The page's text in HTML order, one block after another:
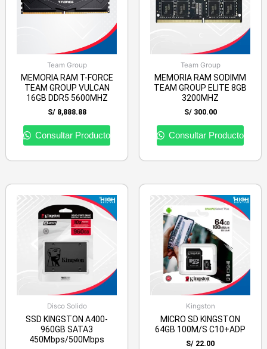
Team Group
MEMORIA RAM T-FORCE
TEAM GROUP VULCAN
16GB DDR5 5600MHZ
S/8,888.88
Consultar Producto
Team Group
MEMORIA RAM SODIMM
TEAM GROUP ELITE 8GB
3200MHZ
S/300.00
Consultar Producto
Disco Solido
SSD KINGSTON A400-
960GB SATA3
450Mbps/500Mbps
Kingston
MICRO SD KINGSTON
64GB 100M/S C10+ADP
S/ 22.00